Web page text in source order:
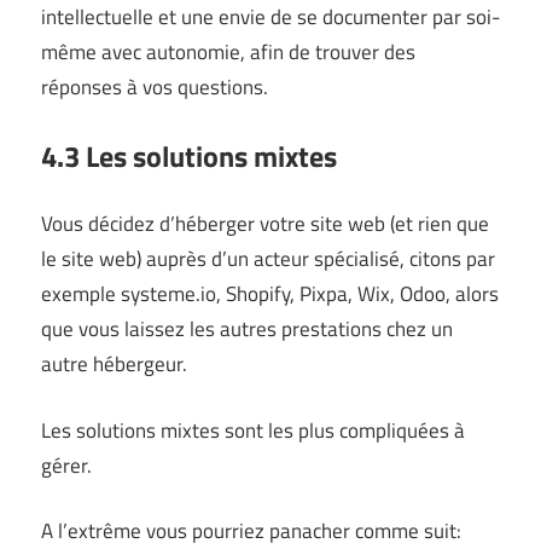
intellectuelle et une envie de se documenter par soi-
même avec autonomie, afin de trouver des
réponses à vos questions.
4.3 Les solutions mixtes
Vous décidez d’héberger votre site web (et rien que
le site web) auprès d’un acteur spécialisé, citons par
exemple systeme.io, Shopify, Pixpa, Wix, Odoo, alors
que vous laissez les autres prestations chez un
autre hébergeur.
Les solutions mixtes sont les plus compliquées à
gérer.
A l’extrême vous pourriez panacher comme suit: